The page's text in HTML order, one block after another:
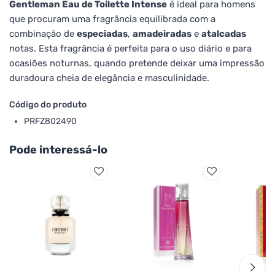
Gentleman Eau de Toilette Intense é ideal para homens
que procuram uma fragrância equilibrada com a
combinação de especiadas, amadeiradas e atalcadas
notas. Esta fragrância é perfeita para o uso diário e para
ocasiões noturnas, quando pretende deixar uma impressão
duradoura cheia de elegância e masculinidade.
Código do produto
PRFZ802490
Pode interessá-lo